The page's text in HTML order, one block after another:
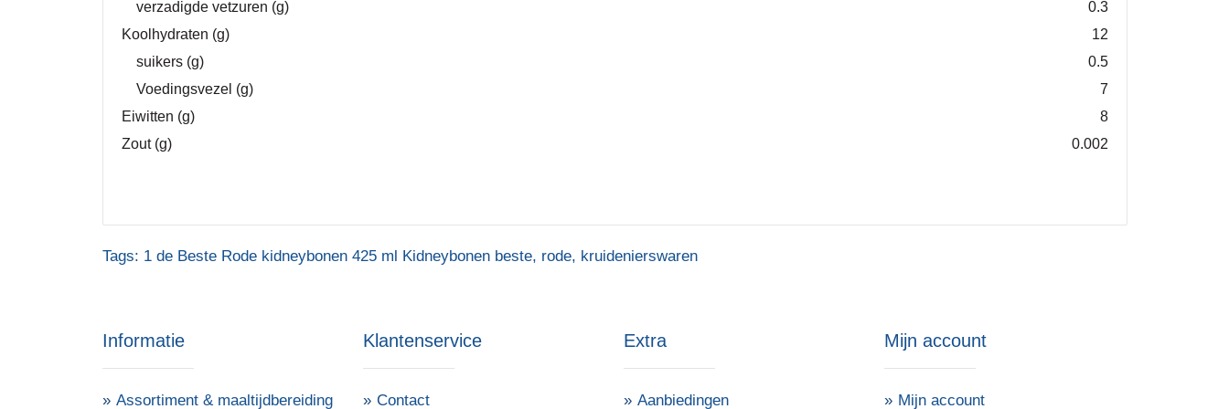
verzadigde vetzuren (g)
0.3
Koolhydraten (g)
12
suikers (g)
0.5
Voedingsvezel (g)
7
Eiwitten (g)
8
Zout (g)
0.002
Tags: 1 de Beste Rode kidneybonen 425 ml Kidneybonen beste, rode, kruidenierswaren
Informatie
Assortiment & maaltijdbereiding
Klantenservice
Contact
Extra
Aanbiedingen
Mijn account
Mijn account